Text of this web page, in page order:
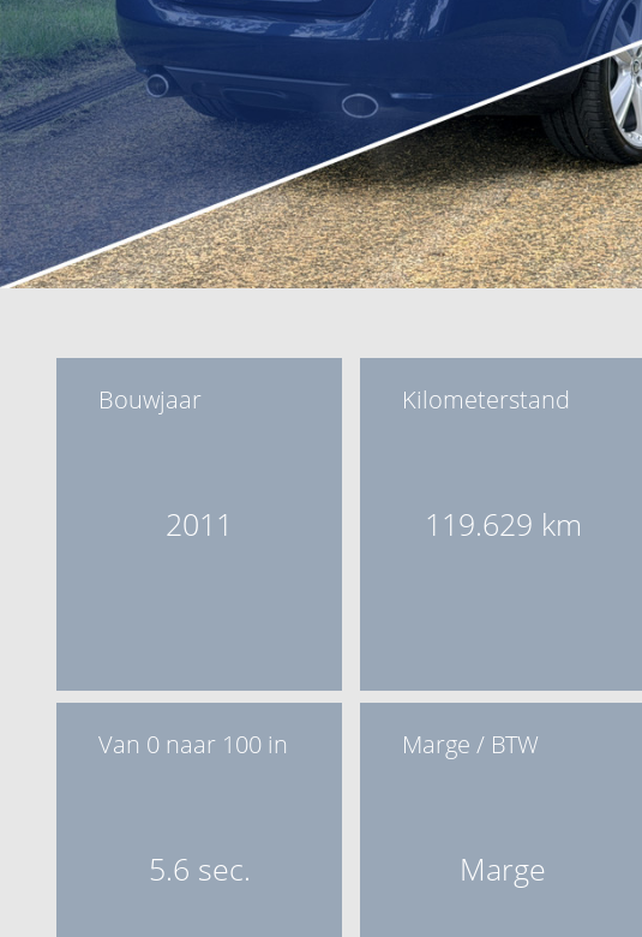
Bouwjaar
2011
Kilometerstand
119.629 km
Van 0 naar 100 in
5.6 sec.
Marge / BTW
Marge